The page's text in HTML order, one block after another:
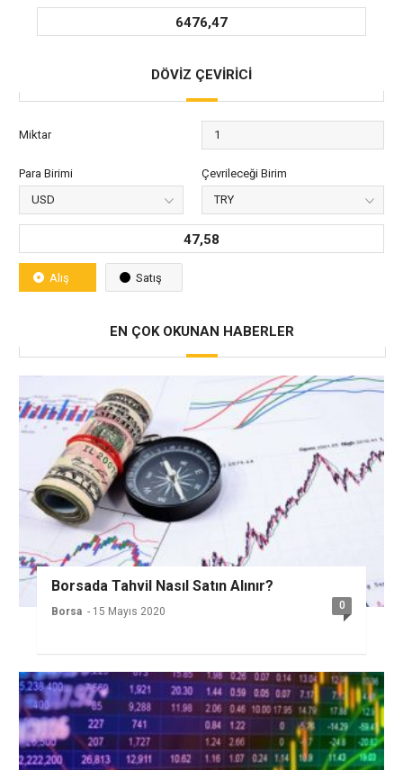
6476,47
DÖVİZ ÇEVİRİCİ
Miktar
Para Birimi Çevrileceği Birim
47,58
Alış Satış
EN ÇOK OKUNAN HABERLER
Borsada Tahvil Nasıl Satın Alınır?
Borsa - 15 Mayıs 2020 0